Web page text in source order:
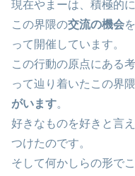
現在やまーは、積極的に
この界隈の交流の機会
って開催しています。
この行動の原点にある
って辿り着いたこの界隈
がいます。
好きなものを好きと言
つけたのです。
そして何かしらの形で